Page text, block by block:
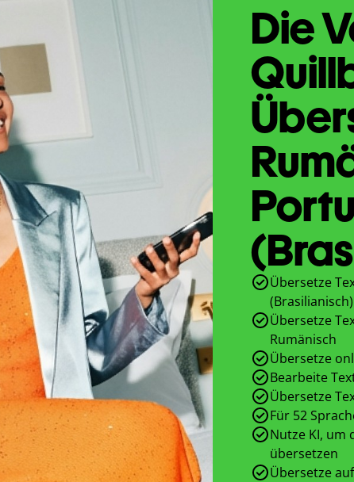
Die
Übersetze
(Brasilianisch)
Übersetze
Rumänisch
Übersetze
Bearbeite
Übersetze
Für 52
Nutze KI, um
übersetzen
Übersetze